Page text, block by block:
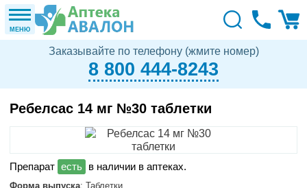
МЕНЮ
Заказывайте по телефону (жмите номер)
8 800 444-8243
Ребелсас 14 мг №30 таблетки
в наличии в аптеках.
Форма выпуска: Таблетки